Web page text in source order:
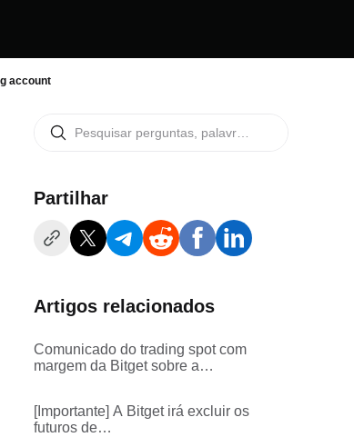
account
Partilhar
Artigos relacionados
Comunicado do trading spot com
margem da Bitget sobre a
ACX/USDT, HFT/USDT,
VANRY/USDT
[Importante] A Bitget irá excluir os
futuros de